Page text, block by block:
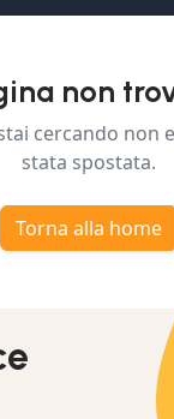
non
cercando non
stata spostata.
Torna alla home